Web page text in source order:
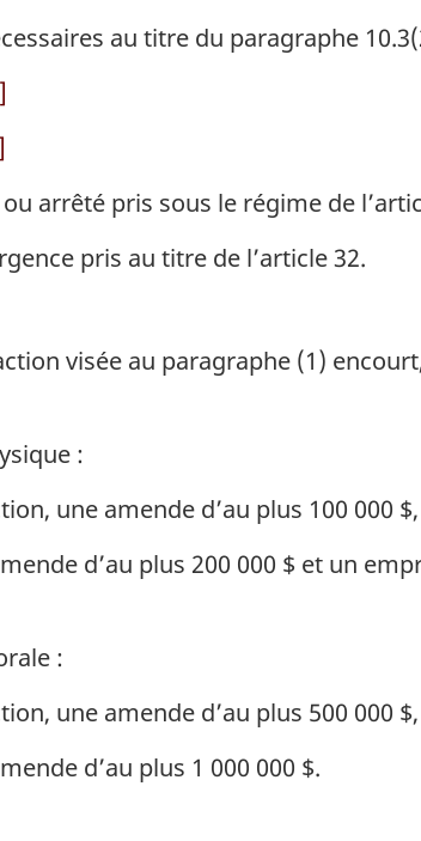
au titre du paragraphe
arrêté pris sous le régime de
pris au titre de l’article 32.
visée au paragraphe (1)
:
une amende d’au plus 100 000 $,
d’au plus 200 000 $ et un
:
une amende d’au plus 500 000 $,
d’au plus 1 000 000 $.